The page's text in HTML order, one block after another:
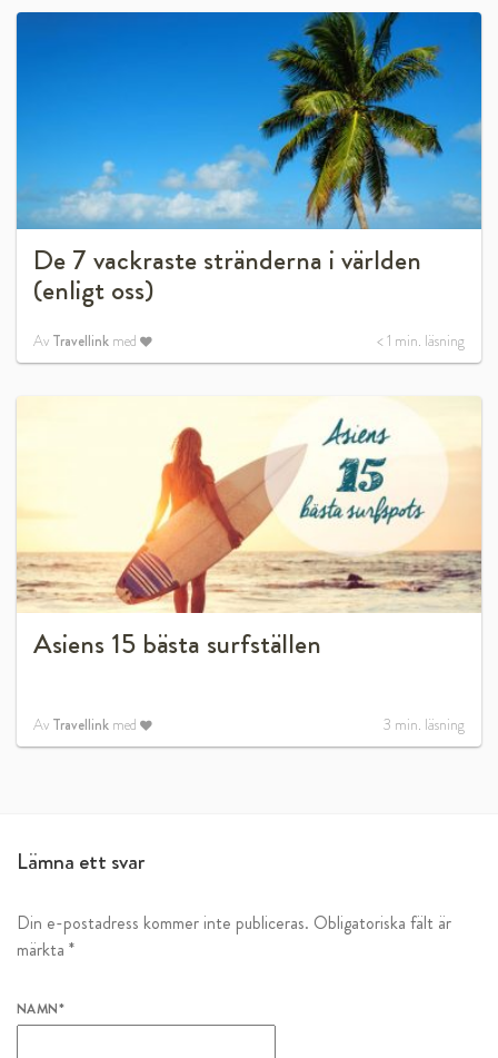
De 7 vackraste stränderna i världen
(enligt oss)
Av Travellink med < 1 min. läsning
Asiens 15 bästa surfställen
Av Travellink med 3 min. läsning
Lämna ett svar
Din e-postadress kommer inte publiceras. Obligatoriska fält är
märkta *
NAMN*